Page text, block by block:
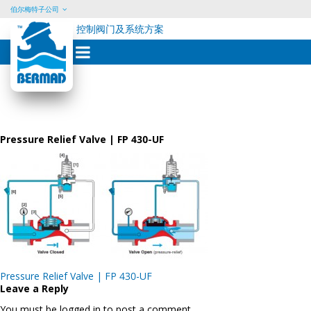
Skip
content
伯尔梅特子公司
控制阀门及系统方案
Pressure Relief Valve | FP 430-UF
Post
navigation
Pressure Relief Valve | FP 430-UF
Leave a Reply